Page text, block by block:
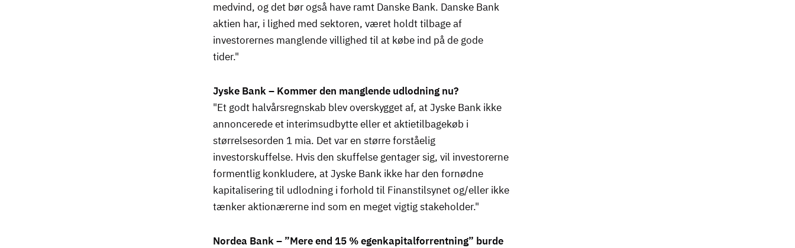
medvind, og det bør også have ramt Danske Bank. Danske Bank
aktien har, i lighed med sektoren, været holdt tilbage af
investorernes manglende villighed til at købe ind på de gode
tider."
Jyske Bank – Kommer den manglende udlodning nu?
"Et godt halvårsregnskab blev overskygget af, at Jyske Bank ikke
annoncerede et interimsudbytte eller et aktietilbagekøb i
størrelsesorden 1 mia. Det var en større forståelig
investorskuffelse. Hvis den skuffelse gentager sig, vil investorerne
formentlig konkludere, at Jyske Bank ikke har den fornødne
kapitalisering til udlodning i forhold til Finanstilsynet og/eller ikke
tænker aktionærerne ind som en meget vigtig stakeholder."
Nordea Bank – ”Mere end 15 % egenkapitalforrentning” burde